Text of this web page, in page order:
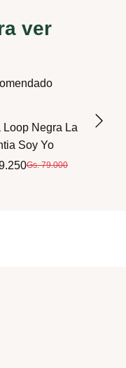
ver
Loop Negra La
Soy Yo
Gs. 79.000